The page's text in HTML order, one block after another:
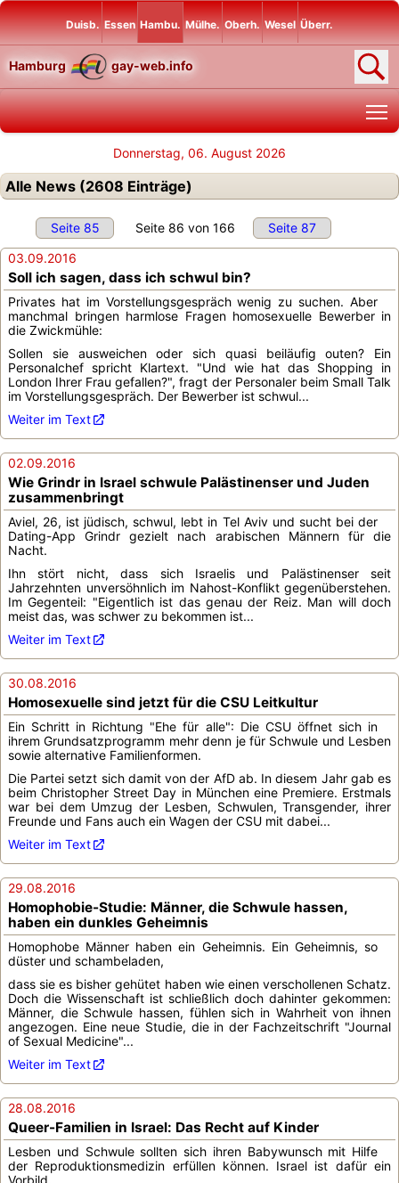
Duisb. Essen Hambu. Mülhe. Oberh. Wesel Überr.
Hamburg gay-web.info
Donnerstag, 06. August 2026
Alle News (2608 Einträge)
Seite 85 Seite 86 von 166
Seite 87
03.09.2016
Soll ich sagen, dass ich schwul bin?
Privates hat im Vorstellungsgespräch wenig zu suchen. Aber
manchmal bringen harmlose Fragen homosexuelle Bewerber in
die Zwickmühle:
Sollen sie ausweichen oder sich quasi beiläufig outen? Ein
Personalchef spricht Klartext. "Und wie hat das Shopping in
London Ihrer Frau gefallen?", fragt der Personaler beim Small Talk
im Vorstellungsgespräch. Der Bewerber ist schwul...
Weiter im Text
02.09.2016
Wie Grindr in Israel schwule Palästinenser und Juden
zusammenbringt
Aviel, 26, ist jüdisch, schwul, lebt in Tel Aviv und sucht bei der
Dating-App Grindr gezielt nach arabischen Männern für die
Nacht.
Ihn stört nicht, dass sich Israelis und Palästinenser seit
Jahrzehnten unversöhnlich im Nahost-Konflikt gegenüberstehen.
Im Gegenteil: "Eigentlich ist das genau der Reiz. Man will doch
meist das, was schwer zu bekommen ist...
Weiter im Text
30.08.2016
Homosexuelle sind jetzt für die CSU Leitkultur
Ein Schritt in Richtung "Ehe für alle": Die CSU öffnet sich in
ihrem Grundsatzprogramm mehr denn je für Schwule und Lesben
sowie alternative Familienformen.
Die Partei setzt sich damit von der AfD ab. In diesem Jahr gab es
beim Christopher Street Day in München eine Premiere. Erstmals
war bei dem Umzug der Lesben, Schwulen, Transgender, ihrer
Freunde und Fans auch ein Wagen der CSU mit dabei...
Weiter im Text
29.08.2016
Homophobie-Studie: Männer, die Schwule hassen,
haben ein dunkles Geheimnis
Homophobe Männer haben ein Geheimnis. Ein Geheimnis, so
düster und schambeladen,
dass sie es bisher gehütet haben wie einen verschollenen Schatz.
Doch die Wissenschaft ist schließlich doch dahinter gekommen:
Männer, die Schwule hassen, fühlen sich in Wahrheit von ihnen
angezogen. Eine neue Studie, die in der Fachzeitschrift "Journal
of Sexual Medicine"...
Weiter im Text
28.08.2016
Queer-Familien in Israel: Das Recht auf Kinder
Lesben und Schwule sollten sich ihren Babywunsch mit Hilfe
der Reproduktionsmedizin erfüllen können. Israel ist dafür ein
Vorbild.